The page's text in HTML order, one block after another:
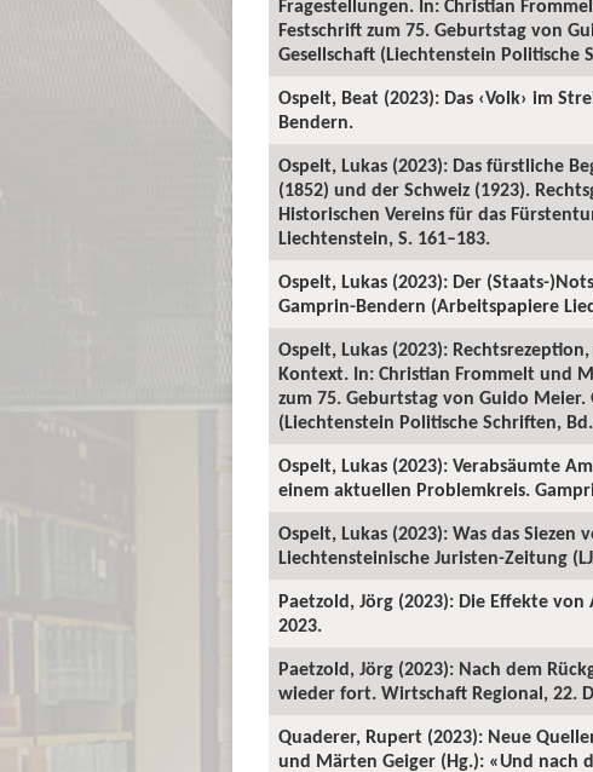
Fragestellungen. In: Christian
Festschrift zum 75. Geburtstag von
Gesellschaft (Liechtenstein Politische
Ospelt, Beat (2023): Das ‹Volk› im
Bendern.
Ospelt, Lukas (2023): Das fürstliche
(1852) und der Schweiz (1923).
Historischen Vereins für das
Liechtenstein, S. 161–183.
Ospelt, Lukas (2023): Der (Staats-
Gamprin-Bendern (Arbeitspapiere
Ospelt, Lukas (2023):
Kontext. In: Christian Frommelt und
zum 75. Geburtstag von Guido
(Liechtenstein Politische Schriften,
Ospelt, Lukas (2023): Verabsäumte
einem aktuellen Problemkreis.
Ospelt, Lukas (2023): Was das
Liechtensteinische Juristen-Zeitung
Paetzold, Jörg (2023): Die Effekte
2023.
Paetzold, Jörg (2023): Nach dem
wieder fort. Wirtschaft Regional, 22.
Quaderer, Rupert (2023): Neue
und Märten Geiger (Hg.): «Und nach